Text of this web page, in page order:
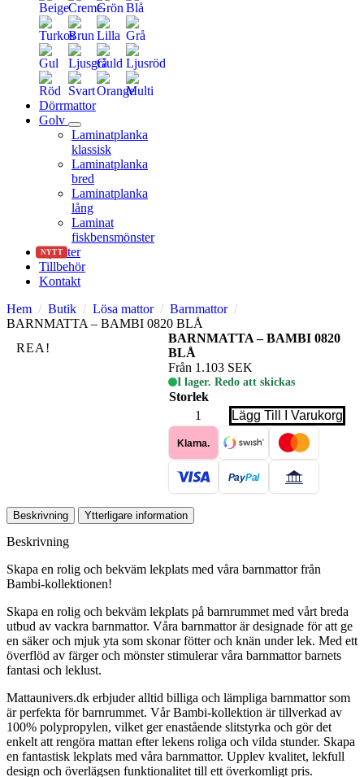
BeigeCremeGrön Blå
TurkosBrun Lilla Grå
Gul
LjusgråGuld Ljusröd
Röd
SvartOrangeMulti
Dörrmattor
Golv
Laminatplanka
klassisk
Laminatplanka
bred
Laminatplanka
lång
Laminat
fiskbensmönster
Nyheter
NYTT
Tillbehör
Kontakt
Hem
Butik Lösa mattor
Barnmattor
BARNMATTA – BAMBI 0820 BLÅ
REA!
BARNMATTA – BAMBI 0820
BLÅ
Från 1.103 SEK
I lager. Redo att skickas
Storlek
BARNMATTA
-
BAMBI
0820
BLÅ
mängd
Lägg Till I Varukorg
Klarna.
PayPal
Beskrivning Ytterligare information
Beskrivning
Skapa en rolig och bekväm lekplats med våra barnmattor från
Bambi-kollektionen!
Skapa en rolig och bekväm lekplats på barnrummet med vårt breda
utbud av vackra barnmattor. Våra barnmattor är designade för att ge
en säker och mjuk yta som skonar fötter och knän under lek. Med ett
överflöd av färger och mönster stimulerar våra barnmattor barnets
fantasi och leklust.
Mattaunivers.dk erbjuder alltid billiga och lämpliga barnmattor som
är perfekta för barnrummet. Vår Bambi-kollektion är tillverkad av
100% polypropylen, vilket ger enastående slitstyrka och gör det
enkelt att rengöra mattan efter lekens roliga och vilda stunder. Skapa
en fantastisk lekplats med våra barnmattor. Upplev kvalitet, lekfull
design och överlägsen funktionalitet till ett överkomligt pris.